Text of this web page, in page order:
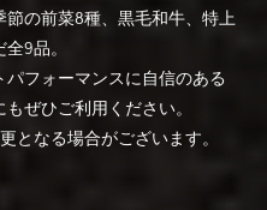
の前菜8種、黒毛和牛、特上
9品。
フォーマンスに自信のある
ぜひご利用ください。
となる場合がございます。